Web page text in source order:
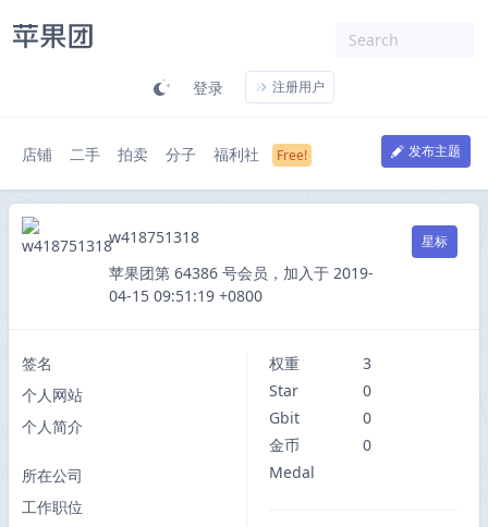
登录 注册用户
店铺 二手 拍卖 分子 福利社 发布主题
w418751318
苹果团第 64386 号会员，加入于 2019-
04-15 09:51:19 +0800
星标
签名
个人网站
个人简介
所在公司
工作职位
权重
3
Star
0
Gbit
0
金币
0
Medal